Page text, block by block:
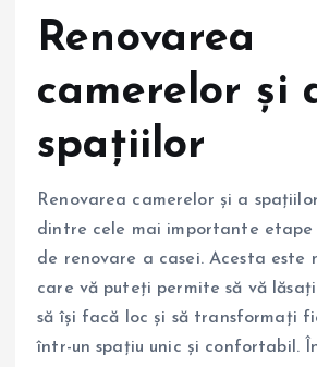
Renovarea
camerelor și
spațiilor
Renovarea camerelor și a
dintre cele mai importante etape
de renovare a casei. Acesta este
care vă puteți permite să vă
să își facă loc și să transformați
într-un spațiu unic și confortabil.